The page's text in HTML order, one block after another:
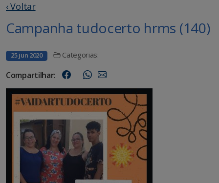
‹ Voltar
Campanha tudocerto hrms (140)
25 jun 2020 Categorias:
Compartilhar: